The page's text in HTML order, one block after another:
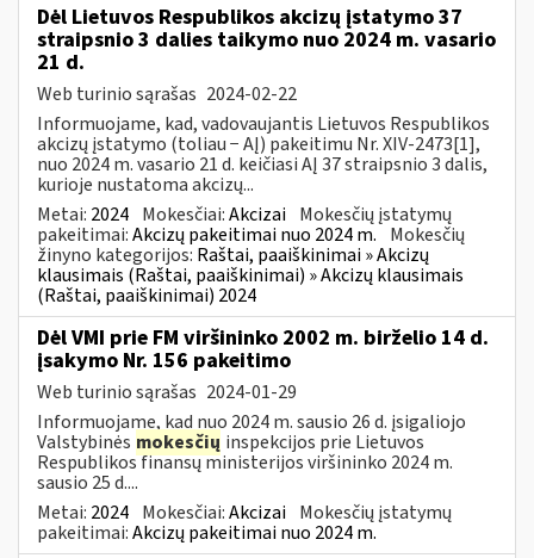
Dėl Lietuvos Respublikos akcizų įstatymo 37
straipsnio 3 dalies taikymo nuo 2024 m. vasario
21 d.
Web turinio sąrašas 2024-02-22
Informuojame, kad, vadovaujantis Lietuvos Respublikos
akcizų įstatymo (toliau − AĮ) pakeitimu Nr. XIV-2473[1],
nuo 2024 m. vasario 21 d. keičiasi AĮ 37 straipsnio 3 dalis,
kurioje nustatoma akcizų...
Metai: 2024 Mokesčiai:Akcizai Mokesčių įstatymų
pakeitimai:Akcizų pakeitimai nuo 2024 m. Mokesčių
žinyno kategorijos: Raštai, paaiškinimai » Akcizų
klausimais (Raštai, paaiškinimai) » Akcizų klausimais
(Raštai, paaiškinimai) 2024
Dėl VMI prie FM viršininko 2002 m. birželio 14 d.
įsakymo Nr. 156 pakeitimo
Web turinio sąrašas 2024-01-29
Informuojame, kad nuo 2024 m. sausio 26 d. įsigaliojo
Valstybinės mokesčių inspekcijos prie Lietuvos
Respublikos finansų ministerijos viršininko 2024 m.
sausio 25 d....
Metai: 2024 Mokesčiai:Akcizai Mokesčių įstatymų
pakeitimai:Akcizų pakeitimai nuo 2024 m.